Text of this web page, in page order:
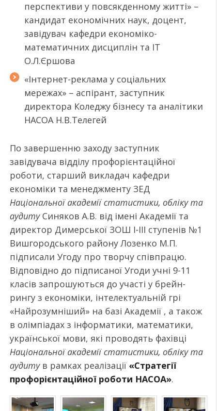
перспективи у повсякденному житті» –
кандидат економічних наук, доцент,
завідувач кафедри економіко-
математичних дисциплін та ІТ
О.Л.Єршова
«Інтернет-реклама у соціальних
мережах» – аспірант, заступник
директора Коледжу бізнесу та аналітики
НАСОА Н.В.Телегей
По завершенню заходу заступник
завідувача відділу профорієнтаційної
роботи, старший викладач кафедри
економіки та менеджменту ЗЕД
Національної академії статистики, обліку та
аудитуСиняков А.В. від імені Академії та
директор Димерської ЗОШ І-ІІІ ступенів №1
Вишгородського району Лозенко М.П.
підписали Угоду про творчу співпрацю.
Відповідно до підписаної Угоди учні 9-11
класів запрошуються до участі у брейн-
рингу з економіки, інтелектуальній грі
«Найрозумніший» на базі Академії , а також
в олімпіадах з інформатики, математики,
української мови, які проводять фахівці
Національної академії статистики, обліку та
аудитув рамках реалізації «Стратегії
профорієнтаційної роботи НАСОА».